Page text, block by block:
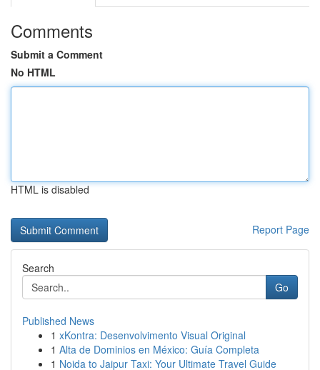
Comments
Submit a Comment
No HTML
HTML is disabled
Report Page
Search
Go
Published News
1 xKontra: Desenvolvimento Visual Original
1 Alta de Dominios en México: Guía Completa
1 Noida to Jaipur Taxi: Your Ultimate Travel Guide